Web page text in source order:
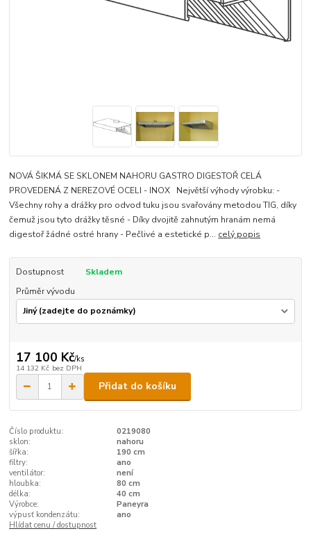
NOVÁ ŠIKMÁ SE SKLONEM NAHORU GASTRO DIGESTOŘ CELÁ
PROVEDENÁ Z NEREZOVÉ OCELI - INOX Největší výhody výrobku: -
Všechny rohy a drážky pro odvod tuku jsou svařovány metodou TIG, díky
čemuž jsou tyto drážky těsné - Díky dvojitě zahnutým hranám nemá
digestoř žádné ostré hrany - Pečlivé a estetické p... celý popis
Dostupnost
Skladem
Průměr vývodu
17 100 Kč/ks
14 132 Kč bez DPH
Přidat do košíku
Číslo produktu:
0219080
sklon:
nahoru
šířka:
190 cm
filtry:
ano
ventilátor:
není
hloubka:
80 cm
délka:
40 cm
Výrobce:
Paneyra
výpusť kondenzátu:
ano
Hlídat cenu / dostupnost